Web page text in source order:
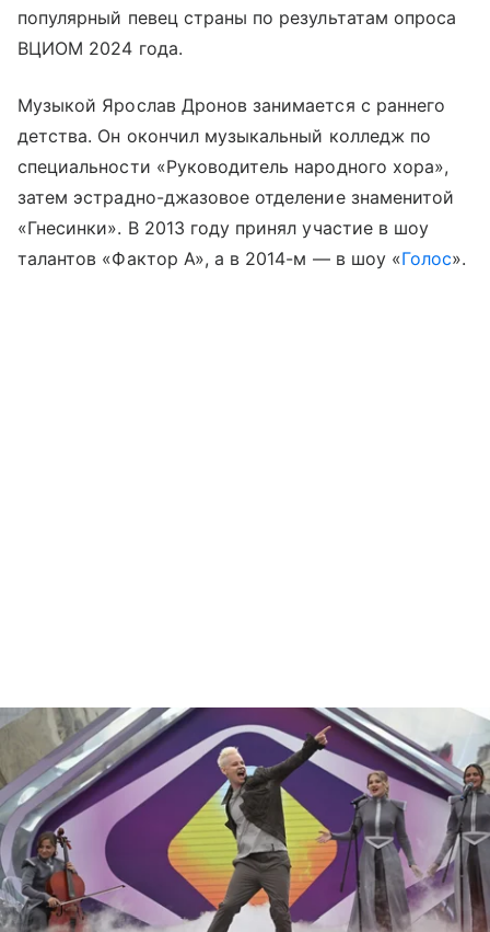
популярный певец страны по результатам опроса
ВЦИОМ 2024 года.
Музыкой Ярослав Дронов занимается с раннего
детства. Он окончил музыкальный колледж по
специальности «Руководитель народного хора»,
затем эстрадно-джазовое отделение знаменитой
«Гнесинки». В 2013 году принял участие в шоу
талантов «Фактор А», а в 2014-м — в шоу «Голос».